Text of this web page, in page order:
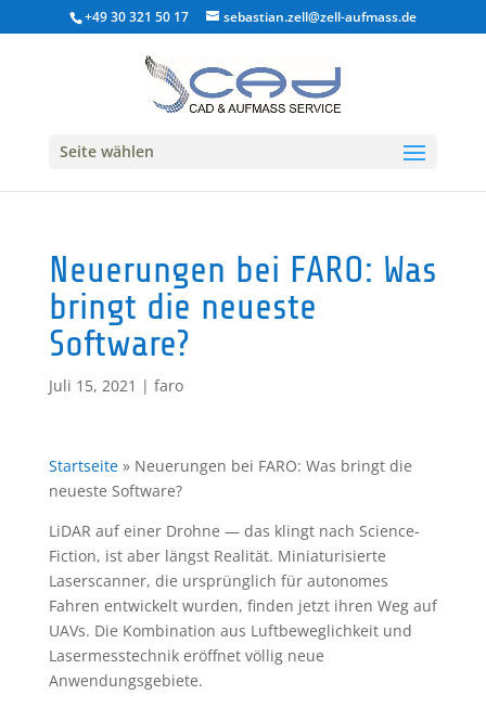
+49 30 321 50 17 sebastian.zell@zell-aufmass.de
Seite wählen
Neuerungen bei FARO: Was
bringt die neueste
Software?
Juli 15, 2021 | faro
Startseite» Neuerungen bei FARO: Was bringt die
neueste Software?
LiDAR auf einer Drohne — das klingt nach Science-
Fiction, ist aber längst Realität. Miniaturisierte
Laserscanner, die ursprünglich für autonomes
Fahren entwickelt wurden, finden jetzt ihren Weg auf
UAVs. Die Kombination aus Luftbeweglichkeit und
Lasermesstechnik eröffnet völlig neue
Anwendungsgebiete.